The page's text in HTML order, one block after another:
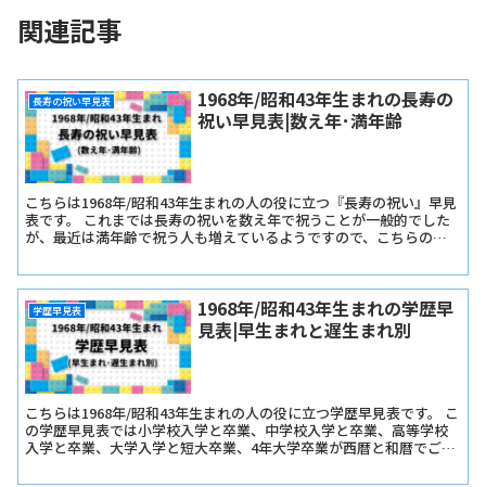
関連記事
長寿の祝い早見表
1968年/昭和43年生まれの長寿の
祝い早見表|数え年･満年齢
こちらは1968年/昭和43年生まれの人の役に立つ『長寿の祝い』早見
表です。 これまでは長寿の祝いを数え年で祝うことが一般的でした
が、最近は満年齢で祝う人も増えているようですので、こちらの早
年齢版』をご用意しました。
学歴早見表
1968年/昭和43年生まれの学歴早
見表|早生まれと遅生まれ別
こちらは1968年/昭和43年生まれの人の役に立つ学歴早見表です。 こ
の学歴早見表では小学校入学と卒業、中学校入学と卒業、高等学校
入学と卒業、大学入学と短大卒業、4年大学卒業が西暦と和暦でご確